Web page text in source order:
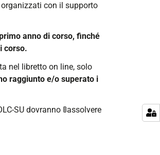
organizzati con il supporto
anno di corso, finché
corso.
nel libretto on line, solo
raggiunto e/o superato i
SU dovranno 🚦assolvere